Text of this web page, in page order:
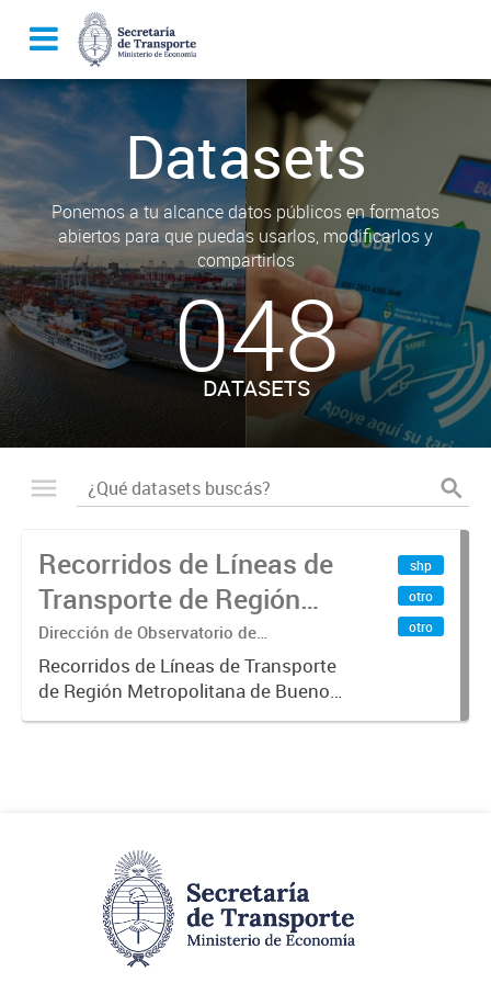
Datasets
Ponemos a tu alcance datos públicos en formatos
abiertos para que puedas usarlos, modificarlos y
compartirlos
048
DATASETS
Recorridos de Líneas de
Transporte de Región
Metropolitana de
Buenos Aires (RMBA)
Dirección de Observatorio de
Transporte, Estudio y Sistemas
Recorridos de Líneas de Transporte
de Región Metropolitana de Buenos
Aires (RMBA).-
shp
otro
otro